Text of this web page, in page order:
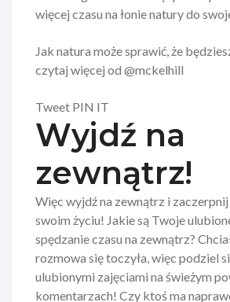
więcej czasu na łonie natury do
Jak natura może sprawić, że
czytaj więcej od @mckelhill
Tweet PIN IT
Wyjdź na
zewnątrz!
Więc wyjdź na zewnątrz i
swoim życiu! Jakie są Twoje
spędzanie czasu na zewnątrz?
rozmowa się toczyła, więc podziel
ulubionymi zajęciami na świeżym
komentarzach! Czy ktoś ma